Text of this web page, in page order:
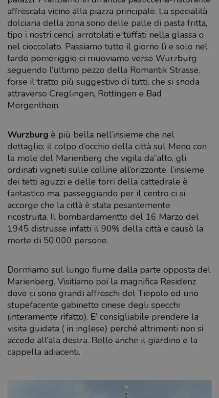
affrescata vicino alla piazza principale. La specialità
dolciaria della zona sono delle palle di pasta fritta,
tipo i nostri cenci, arrotolati e tuffati nella glassa o
nel cioccolato. Passiamo tutto il giorno lì e solo nel
tardo pomeriggio ci muoviamo verso Wurzburg
seguendo l’ultimo pezzo della Romantik Strasse,
forse il tratto più suggestivo di tutti. che si snoda
attraverso Creglingen, Rottingen e Bad
Mergenthein.
Wurzburg è più bella nell’insieme che nel
dettaglio; il colpo d’occhio della città sul Meno con
la mole del Marienberg che vigila da”alto, gli
ordinati vigneti sulle colline all’orizzonte, l’insieme
dei tetti aguzzi e delle torri della cattedrale è
fantastico ma, passeggiando per il centro ci si
accorge che la città è stata pesantemente
ricostruita. Il bombardamentto del 16 Marzo del
1945 distrusse infatti il 90% della città e causò la
morte di 50.000 persone.
Dormiamo sul lungo fiume dalla parte opposta del
Marienberg. Visitiamo poi la magnifica Residenz
dove ci sono grandi affreschi del Tiepolo ed uno
stupefacente gabinetto cinese degli specchi
(interamente rifatto). E’ consigliabile prendere la
visita guidata ( in inglese) perché altrimenti non si
accede all’ala destra. Bello anche il giardino e la
cappella adiacenti.